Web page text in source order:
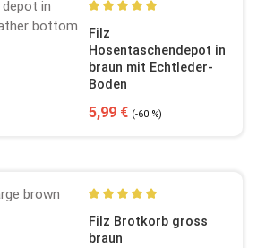
Durchschnittliche
Filz
Hosentaschendepot in
braun mit Echtleder-
Boden
Verkaufspreis:
5,99 € Regulärer Preis:
(-60 %)
Durchschnittliche
Filz Brotkorb gross
braun